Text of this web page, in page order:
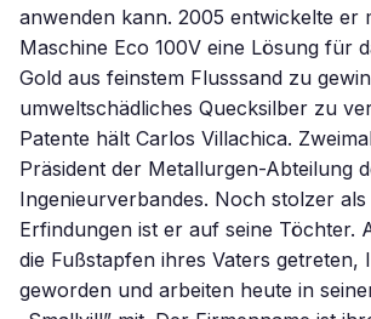
anwenden kann. 2005 entwickelte er
Maschine Eco 100V eine Lösung für
Gold aus feinstem Flusssand zu
umweltschädliches Quecksilber zu
Patente hält Carlos Villachica.
Präsident der Metallurgen-Abteilung
Ingenieurverbandes. Noch stolzer als
Erfindungen ist er auf seine Töchter.
die Fußstapfen ihres Vaters getreten,
geworden und arbeiten heute in